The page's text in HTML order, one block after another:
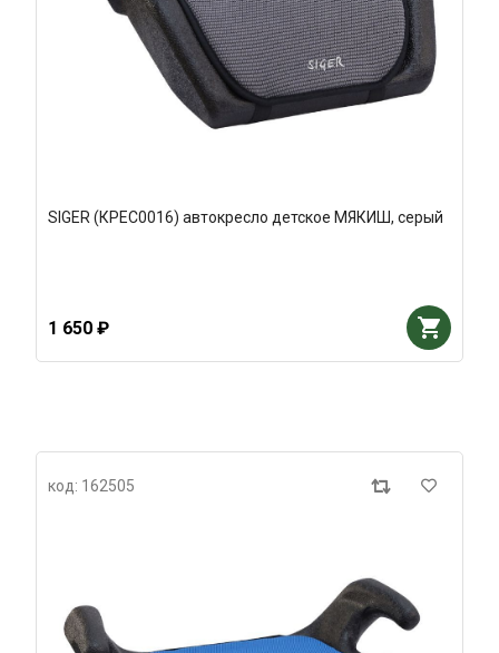
SIGER (КРЕС0016) автокресло детское МЯКИШ, серый
1 650 ₽
код: 162505